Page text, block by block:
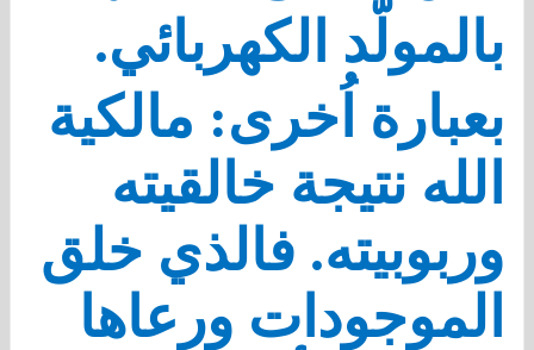
بالمولّد الكهربائي.
بعبارة اُخرى: مالكية
الله نتيجة خالقيته
وربوبيته. فالذي خلق
الموجودات ورعاها